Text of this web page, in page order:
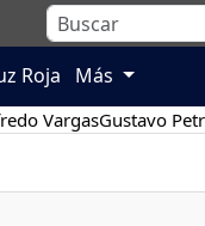
Roja Más
VargasGustavo